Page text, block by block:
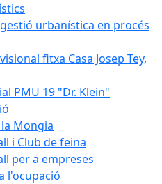
urbanística en procés
fitxa Casa Josep Tey,
PMU 19 "Dr. Klein"
Mongia
i Club de feina
per a empreses
l'ocupació